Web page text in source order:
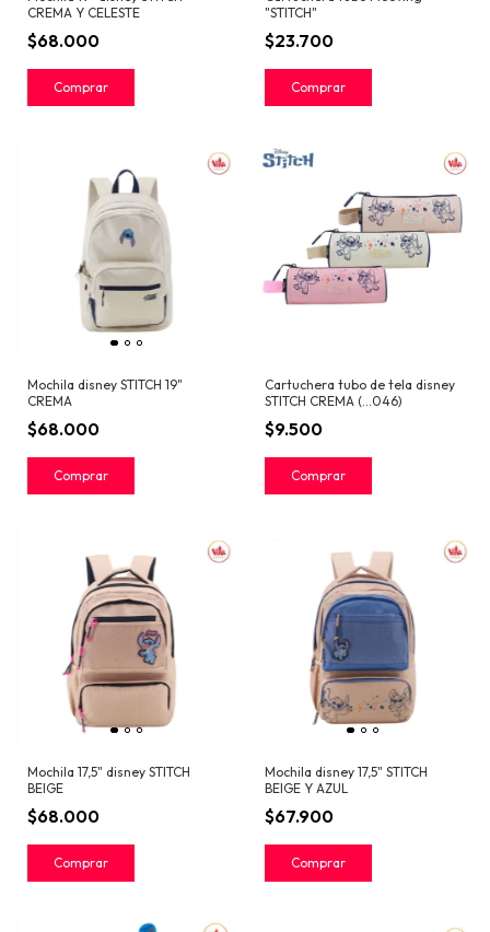
CREMA Y CELESTE
$68.000
"STITCH"
$23.700
Mochila disney STITCH 19"
CREMA
$68.000
Cartuchera tubo de tela disney
STITCH CREMA (...046)
$9.500
Mochila 17,5" disney STITCH
BEIGE
$68.000
Mochila disney 17,5" STITCH
BEIGE Y AZUL
$67.900